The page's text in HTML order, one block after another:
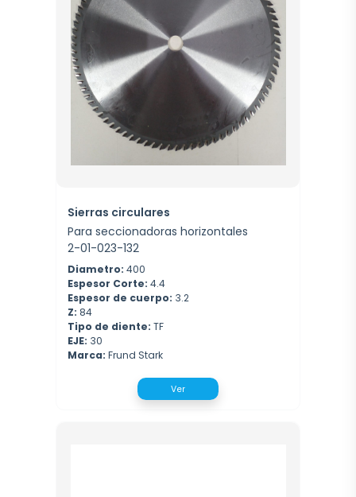
Sierras circulares
Para seccionadoras horizontales
2-01-023-132
Diametro: 400
Espesor Corte: 4.4
Espesor de cuerpo: 3.2
Z: 84
Tipo de diente: TF
EJE: 30
Marca: Frund Stark
Ver